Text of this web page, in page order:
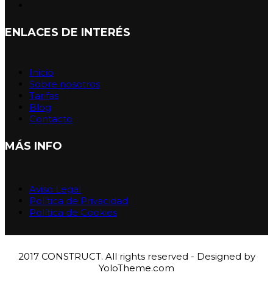
ENLACES DE INTERÉS
Inicio
Sobre nosotros
Tarifas
Blog
Contacto
MÁS INFO
Aviso Legal
Política de Privacidad
Política de Cookies
2017 CONSTRUCT. All rights reserved - Designed by
YoloTheme.com